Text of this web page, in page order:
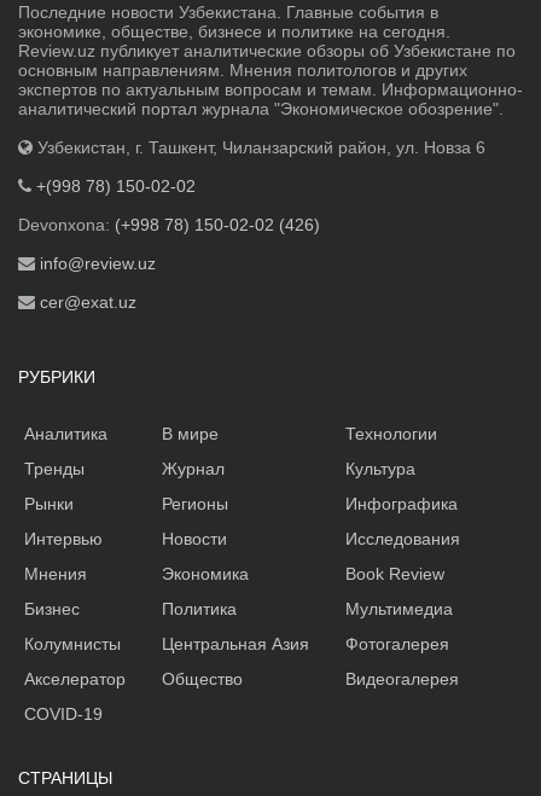
Последние новости Узбекистана. Главные события в
экономике, обществе, бизнесе и политике на сегодня.
Review.uz публикует аналитические обзоры об Узбекистане по
основным направлениям. Мнения политологов и других
экспертов по актуальным вопросам и темам. Информационно-
аналитический портал журнала "Экономическое обозрение".
Узбекистан, г. Ташкент, Чиланзарский район, ул. Новза 6
+(998 78) 150-02-02
Devonxona: (+998 78) 150-02-02 (426)
info@review.uz
cer@exat.uz
РУБРИКИ
Аналитика
Тренды
Рынки
Интервью
Мнения
Бизнес
Колумнисты
Акселератор
В мире
Журнал
Регионы
Новости
Экономика
Политика
Центральная Азия
Общество
Технологии
Культура
Инфографика
Исследования
Book Review
Мультимедиа
Фотогалерея
Видеогалерея
COVID-19
СТРАНИЦЫ